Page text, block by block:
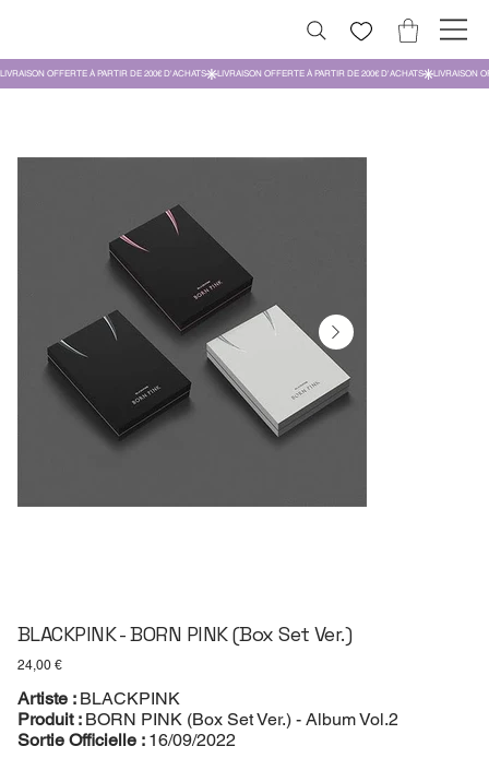
BLACKPINK - BORN PINK (Box Set Ver.)
Prix
24,00 €
Artiste : BLACKPINK
Produit : BORN PINK (Box Set Ver.) - Album Vol.2
Sortie Officielle : 16/09/2022